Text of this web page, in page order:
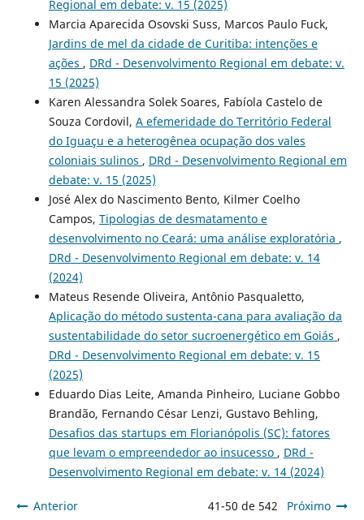
Regional em debate: v. 15 (2025)
Marcia Aparecida Osovski Suss, Marcos Paulo Fuck,
Jardins de mel da cidade de Curitiba: intenções e
ações , DRd - Desenvolvimento Regional em debate: v.
15 (2025)
Karen Alessandra Solek Soares, Fabíola Castelo de
Souza Cordovil, A efemeridade do Território Federal
do Iguaçu e a heterogênea ocupação dos vales
coloniais sulinos , DRd - Desenvolvimento Regional em
debate: v. 15 (2025)
José Alex do Nascimento Bento, Kilmer Coelho
Campos, Tipologias de desmatamento e
desenvolvimento no Ceará: uma análise exploratória ,
DRd - Desenvolvimento Regional em debate: v. 14
(2024)
Mateus Resende Oliveira, Antônio Pasqualetto,
Aplicação do método sustenta-cana para avaliação da
sustentabilidade do setor sucroenergético em Goiás ,
DRd - Desenvolvimento Regional em debate: v. 15
(2025)
Eduardo Dias Leite, Amanda Pinheiro, Luciane Gobbo
Brandão, Fernando César Lenzi, Gustavo Behling,
Desafios das startups em Florianópolis (SC): fatores
que levam o empreendedor ao insucesso , DRd -
Desenvolvimento Regional em debate: v. 14 (2024)
Anterior 41-50 de 542 Próximo